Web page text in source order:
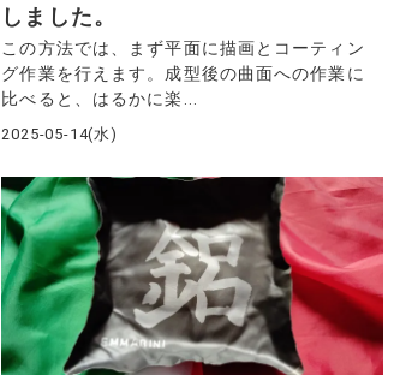
しました。
この方法では、まず平面に描画とコーティン
グ作業を行えます。成型後の曲面への作業に
比べると、はるかに楽...
2025-05-14(水)